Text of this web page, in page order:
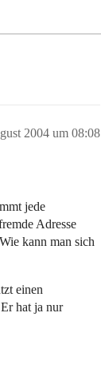
2004 um 08:08
jede
Adresse
kann man sich
einen
hat ja nur